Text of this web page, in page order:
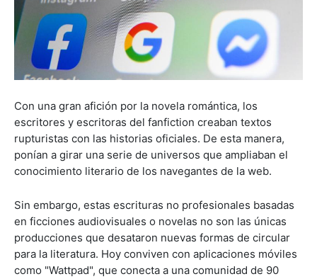
Con una gran afición por la novela romántica, los
escritores y escritoras del fanfiction creaban textos
rupturistas con las historias oficiales. De esta manera,
ponían a girar una serie de universos que ampliaban el
conocimiento literario de los navegantes de la web.
Sin embargo, estas escrituras no profesionales basadas
en ficciones audiovisuales o novelas no son las únicas
producciones que desataron nuevas formas de circular
para la literatura. Hoy conviven con aplicaciones móviles
como "Wattpad", que conecta a una comunidad de 90